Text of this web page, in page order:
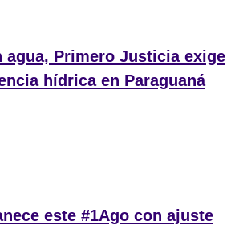
agua, Primero Justicia exige
hídrica en Paraguaná
este #1Ago con ajuste